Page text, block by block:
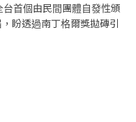
首個由民間團體自發性頒
盼透過南丁格爾獎拋磚引